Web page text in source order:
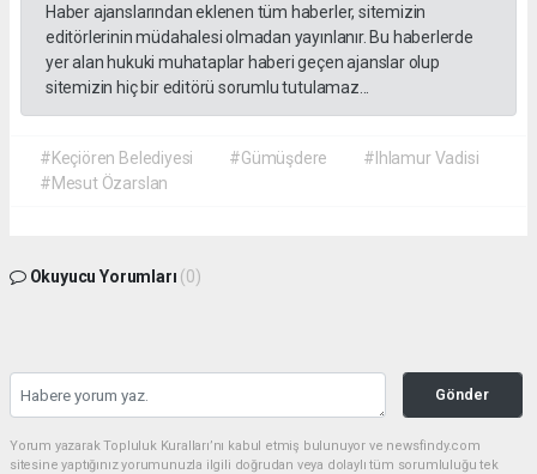
Haber ajanslarından eklenen tüm haberler, sitemizin
editörlerinin müdahalesi olmadan yayınlanır. Bu haberlerde
yer alan hukuki muhataplar haberi geçen ajanslar olup
sitemizin hiç bir editörü sorumlu tutulamaz...
#Keçiören Belediyesi #Gümüşdere
#Ihlamur Vadisi
#Mesut Özarslan
Okuyucu Yorumları (0)
Gönder
Yorum yazarak Topluluk Kuralları’nı kabul etmiş bulunuyor ve newsfindy.com
sitesine yaptığınız yorumunuzla ilgili doğrudan veya dolaylı tüm sorumluluğu tek